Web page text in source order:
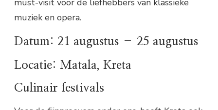
must-visit voor de liefhebbers van klassieke
muziek en opera.
Datum: 21 augustus – 25 augustus
Locatie: Matala, Kreta
Culinair festivals